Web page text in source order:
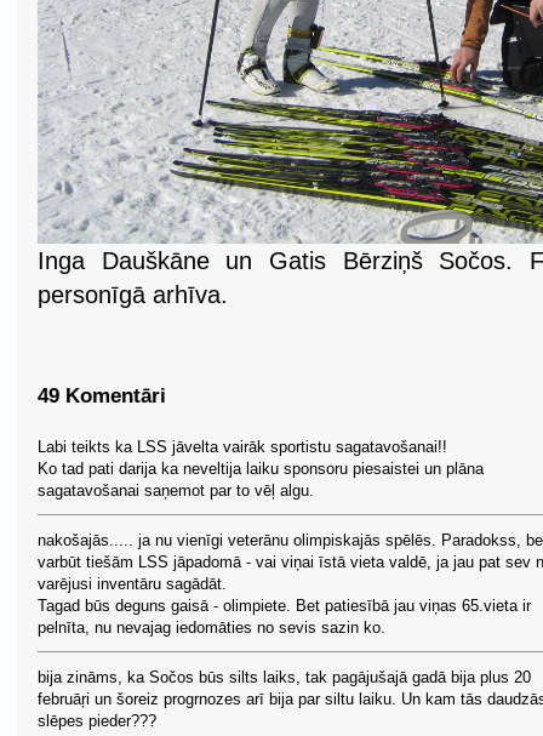
Inga Dauškāne un Gatis Bērziņš Sočos.
personīgā arhīva.
49 Komentāri
Labi teikts ka LSS jāvelta vairāk sportistu sagatavošanai!!
Ko tad pati darija ka neveltija laiku sponsoru piesaistei un plāna
sagatavošanai saņemot par to vēļ algu.
nakošajās..... ja nu vienīgi veterānu olimpiskajās spēlēs. Paradokss,
varbūt tiešām LSS jāpadomā - vai viņai īstā vieta valdē, ja jau pat sev
varējusi inventāru sagādāt.
Tagad būs deguns gaisā - olimpiete. Bet patiesībā jau viņas 65.vieta ir
pelnīta, nu nevajag iedomāties no sevis sazin ko.
bija zināms, ka Sočos būs silts laiks, tak pagājušajā gadā bija plus 20
februāŗi un šoreiz progrnozes arī bija par siltu laiku. Un kam tās
slēpes pieder???